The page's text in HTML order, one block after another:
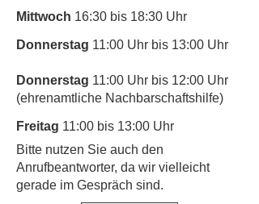
Mittwoch 16:30 bis 18:30 Uhr
Donnerstag 11:00 Uhr bis 13:00 Uhr
Donnerstag 11:00 Uhr bis 12:00 Uhr
(ehrenamtliche Nachbarschaftshilfe)
Freitag 11:00 bis 13:00 Uhr
​Bitte nutzen Sie auch den
Anrufbeantworter, da wir vielleicht
gerade im Gespräch sind.